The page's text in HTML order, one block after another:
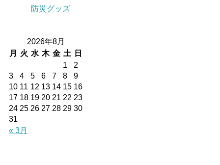
防災グッズ
2026年8月
月
火 水 木 金 土 日
« 3月
1
2
3
4 5 6 7 8
9
10 11 12 13 14 15 16
17 18 19 20 21 22 23
24 25 26 27 28 29 30
31